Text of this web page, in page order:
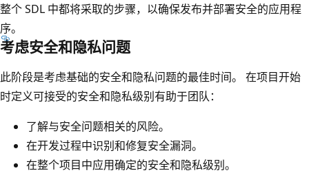
整个 SDL 中都将采取的步骤，以确保发布并部署安全的应用程
序。
考虑安全和隐私问题
此阶段是考虑基础的安全和隐私问题的最佳时间。 在项目开始
时定义可接受的安全和隐私级别有助于团队：
了解与安全问题相关的风险。
在开发过程中识别和修复安全漏洞。
在整个项目中应用确定的安全和隐私级别。